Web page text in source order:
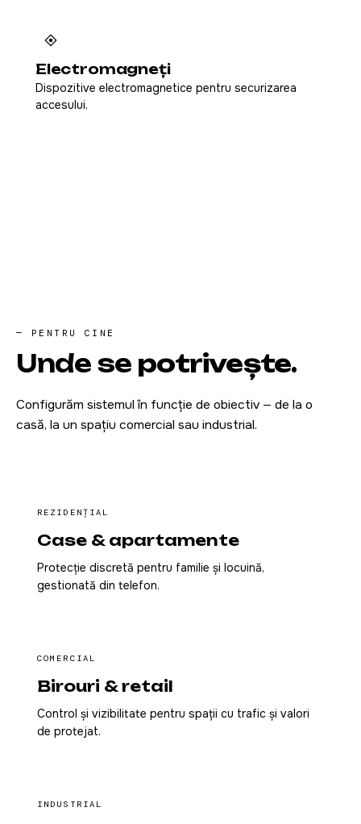
Electromagneți
Dispozitive electromagnetice pentru securizarea
accesului.
— PENTRU CINE
Unde se potrivește.
Configurăm sistemul în funcție de obiectiv — de la o
casă, la un spațiu comercial sau industrial.
REZIDENȚIAL
Case & apartamente
Protecție discretă pentru familie și locuință,
gestionată din telefon.
COMERCIAL
Birouri & retail
Control și vizibilitate pentru spații cu trafic și valori
de protejat.
INDUSTRIAL